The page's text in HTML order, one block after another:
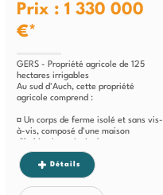
Prix : 1 330 000
€*
GERS - Propriété agricole de 125
hectares irrigables
Au sud d'Auch, cette propriété
agricole comprend :
¤ Un corps de ferme isolé et sans vis-
à-vis, composé d'une maison
Détails